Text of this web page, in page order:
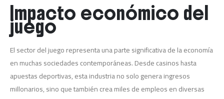
Impacto económico del
juego
El sector del juego representa una parte significativa de la economía
en muchas sociedades contemporáneas. Desde casinos hasta
apuestas deportivas, esta industria no solo genera ingresos
millonarios, sino que también crea miles de empleos en diversas